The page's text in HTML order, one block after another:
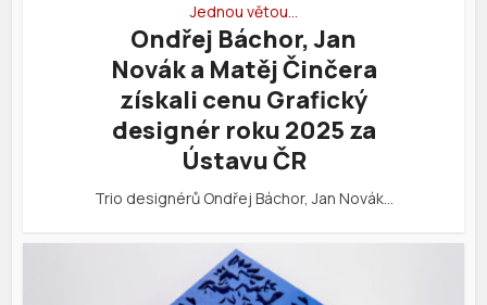
Jednou větou…
Ondřej Báchor, Jan
Novák a Matěj Činčera
získali cenu Grafický
designér roku 2025 za
Ústavu ČR
Trio designérů Ondřej Báchor, Jan Novák…